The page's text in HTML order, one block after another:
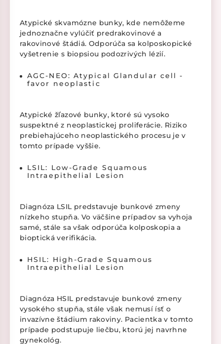
Atypické skvamózne bunky, kde nemôžeme
jednoznačne vylúčiť predrakovinové a
rakovinové štádiá. Odporúča sa kolposkopické
vyšetrenie s biopsiou podozrivých lézií.
AGC-NEO: Atypical Glandular cell -
favor neoplastic
Atypické žľazové bunky, ktoré sú vysoko
suspektné z neoplastickej proliferácie. Riziko
prebiehajúceho neoplastického procesu je v
tomto prípade vyššie.
LSIL: Low-Grade Squamous
Intraepithelial Lesion
Diagnóza LSIL predstavuje bunkové zmeny
nízkeho stupňa. Vo väčšine prípadov sa vyhoja
samé, stále sa však odporúča kolposkopia a
bioptická verifikácia.
HSIL: High-Grade Squamous
Intraepithelial Lesion
Diagnóza HSIL predstavuje bunkové zmeny
vysokého stupňa, stále však nemusí ísť o
invazívne štádium rakoviny. Pacientka v tomto
prípade podstupuje liečbu, ktorú jej navrhne
gynekológ.